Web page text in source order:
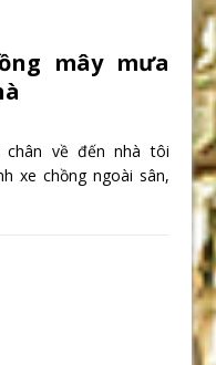
mây mưa
chân về đến nhà tôi
xe chồng ngoài sân,